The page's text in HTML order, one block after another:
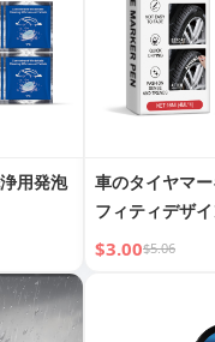
用発泡
車のタイヤマ
フィティデザ
$3.00$5.06